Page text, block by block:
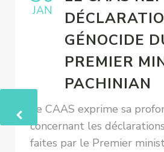
JAN
GÉNOCIDE
PREMIER
PACHINIAN
Le CAAS exprime sa
concernant les
faites par le Premier